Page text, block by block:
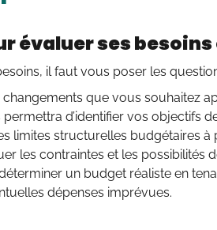
évaluer ses
il faut vous poser les
changements que vous souhaitez
d’identifier vos objectifs
limites structurelles budgétaires
les contraintes et les possibilités
déterminer un budget réaliste en
dépenses imprévues.